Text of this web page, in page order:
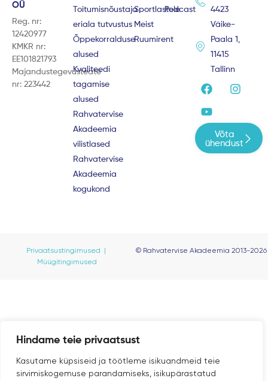
Hindame teie privaatsust
Kasutame küpsiseid ja töötleme isikuandmeid teie
sirvimiskogemuse parandamiseks, isikupärastatud
OÜ
Reg. nr:
12420977
KMKR nr:
EE101821793
Majandustegevusteate
nr: 223442
Toitumisnõustaja
eriala tutvustus
Õppekorralduse
alused
Kvaliteedi
tagamise
alused
Rahvatervise
Akadeemia
vilistlased
Rahvatervise
Akadeemia
kogukond
Sportlastele
Meist
Ruumirent
Podcast
4423
Väike-
Paala 1,
11415
Tallinn
F
a
c
e
b
o
o
I
n
g
r
Y
o
u
t
u
b
e
Võta
ühendust
Privaatsustingimused |
Müügitingimused
© Rahvatervise Akadeemia 2013-2026